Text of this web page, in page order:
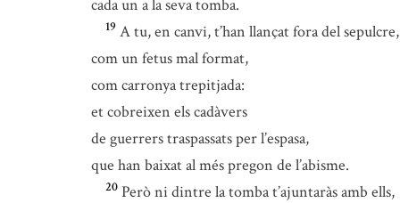
cada un a la seva tomba.
19 A tu, en canvi, t’han llançat fora del sepulcre,
com un fetus mal format,
com carronya trepitjada:
et cobreixen els cadàvers
de guerrers traspassats per l’espasa,
que han baixat al més pregon de l’abisme.
20 Però ni dintre la tomba t’ajuntaràs amb ells,